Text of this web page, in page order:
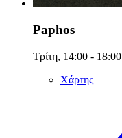
Paphos
Τρίτη, 14:00 - 18:00
Χάρτης